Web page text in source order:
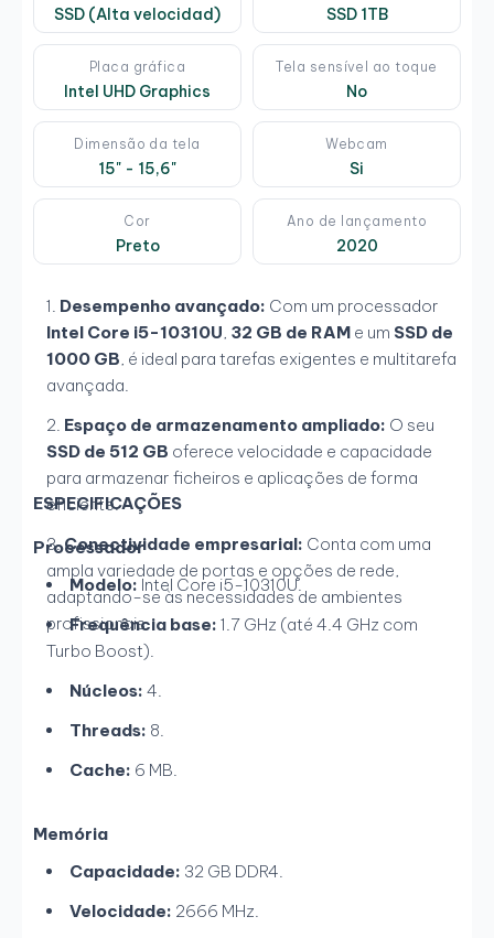
SSD (Alta velocidad) SSD 1TB
Placa gráfica
Intel UHD Graphics
Tela sensível ao toque
No
Dimensão da tela
15" - 15,6"
Webcam
Si
Cor
Preto
Ano de lançamento
2020
Desempenho avançado: Com um processador
Intel Core i5-10310U 32 GB de RAM e um SSD de
1000 GB , é ideal para tarefas exigentes e multitarefa
avançada.
Espaço de armazenamento ampliado: O seu
SSD de 512 GB oferece velocidade e capacidade
para armazenar ficheiros e aplicações de forma
eficiente.
Conectividade empresarial: Conta com uma
ampla variedade de portas e opções de rede,
adaptando-se às necessidades de ambientes
profissionais.
ESPECIFICAÇÕES
Processador
Modelo: Intel Core i5-10310U.
Frequência base: 1.7 GHz (até 4.4 GHz com
Turbo Boost).
Núcleos: 4.
Threads: 8.
Cache: 6 MB.
Memória
Capacidade: 32 GB DDR4.
Velocidade: 2666 MHz.